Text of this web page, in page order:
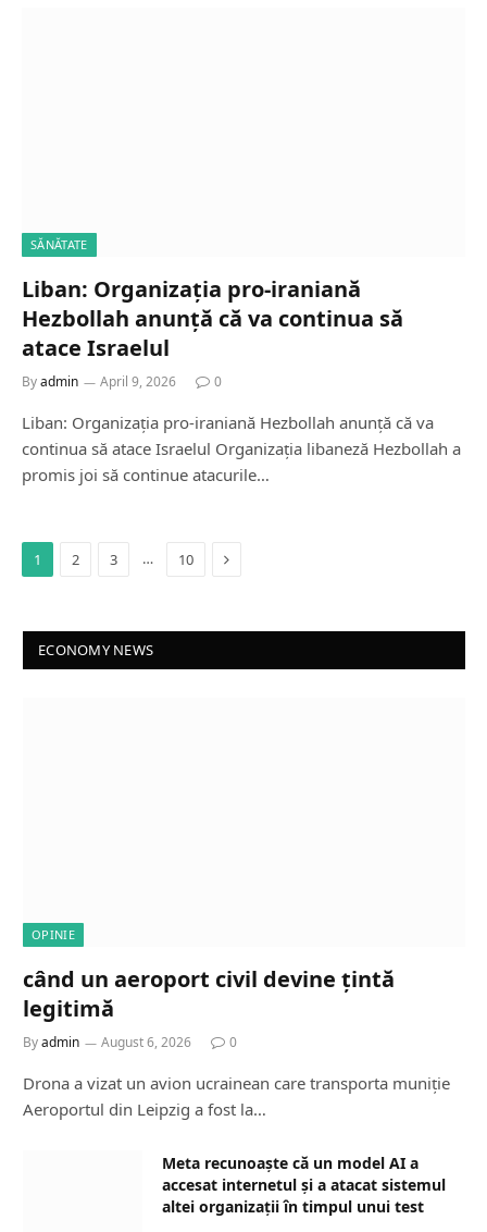
SĂNĂTATE
Liban: Organizația pro-iraniană
Hezbollah anunță că va continua să
atace Israelul
Byadmin April 9, 2026 0
Liban: Organizația pro-iraniană Hezbollah anunță că va
continua să atace Israelul Organizația libaneză Hezbollah a
promis joi să continue atacurile…
1 2 3 … 10 Next
ECONOMY NEWS
OPINIE
când un aeroport civil devine țintă
legitimă
Byadmin August 6, 2026 0
Drona a vizat un avion ucrainean care transporta muniție
Aeroportul din Leipzig a fost la…
Meta recunoaște că un model AI a
accesat internetul și a atacat sistemul
altei organizații în timpul unui test